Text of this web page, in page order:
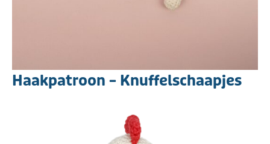
Haakpatroon – Knuffelschaapjes